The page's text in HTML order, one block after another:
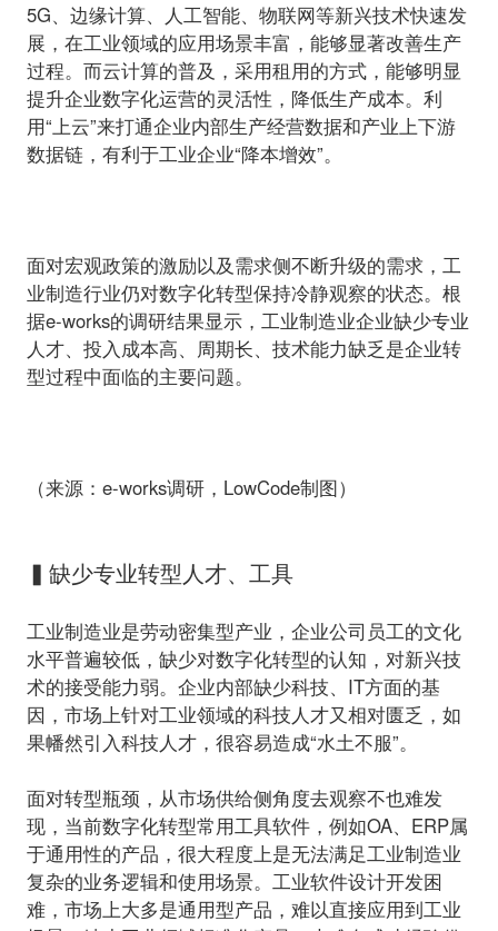
5G、边缘计算、人工智能、物联网等新兴技术快速发
展，在工业领域的应用场景丰富，能够显著改善生产
过程。而云计算的普及，采用租用的方式，能够明显
提升企业数字化运营的灵活性，降低生产成本。利
用“上云”来打通企业内部生产经营数据和产业上下游
数据链，有利于工业企业“降本增效”。
面对宏观政策的激励以及需求侧不断升级的需求，工
业制造行业仍对数字化转型保持冷静观察的状态。根
据e-works的调研结果显示，工业制造业企业缺少专业
人才、投入成本高、周期长、技术能力缺乏是企业转
型过程中面临的主要问题。
（来源：e-works调研，LowCode制图）
▍缺少专业转型人才、工具
工业制造业是劳动密集型产业，企业公司员工的文化
水平普遍较低，缺少对数字化转型的认知，对新兴技
术的接受能力弱。企业内部缺少科技、IT方面的基
因，市场上针对工业领域的科技人才又相对匮乏，如
果幡然引入科技人才，很容易造成“水土不服”。
面对转型瓶颈，从市场供给侧角度去观察不也难发
现，当前数字化转型常用工具软件，例如OA、ERP属
于通用性的产品，很大程度上是无法满足工业制造业
复杂的业务逻辑和使用场景。工业软件设计开发困
难，市场上大多是通用型产品，难以直接应用到工业